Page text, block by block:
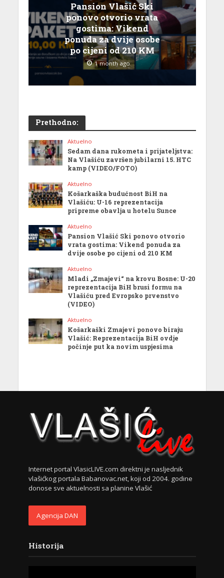
Pansion Vlašić Ski
ponovo otvorio vrata
gostima: Vikend
ponuda za dvije osobe
po cijeni od 210 KM
1 month ago
Prethodno:
Aktuelno
Sedam dana rukometa i prijateljstva:
Na Vlašiću završen jubilarni 15. HTC
kamp (VIDEO/FOTO)
Aktuelno
Košarkaška budućnost BiH na
Vlašiću: U-16 reprezentacija
pripreme obavlja u hotelu Sunce
Aktuelno
Pansion Vlašić Ski ponovo otvorio
vrata gostima: Vikend ponuda za
dvije osobe po cijeni od 210 KM
Aktuelno
Mladi „Zmajevi“ na krovu Bosne: U-20
reprezentacija BiH brusi formu na
Vlašiću pred Evropsko prvenstvo
(VIDEO)
Aktuelno
Košarkaški Zmajevi ponovo biraju
Vlašić: Reprezentacija BiH ovdje
počinje put ka novim uspjesima
Internet portal VlasicLIVE.com direktni je nasljednik
vlašićkog portala Babanovac.net, koji od 2004. godine
donose sve aktuelnosti sa planine Vlašić
Agencija DAN
Historija